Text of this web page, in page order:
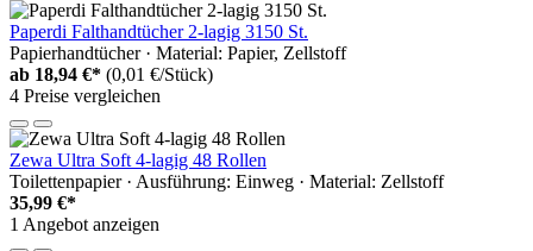
Paperdi Falthandtücher 2-lagig 3150 St.
Papierhandtücher · Material: Papier, Zellstoff
ab 18,94 €* (0,01 €/Stück)
4 Preise vergleichen
Zewa Ultra Soft 4-lagig 48 Rollen
Toilettenpapier · Ausführung: Einweg · Material: Zellstoff
35,99 €*
1 Angebot anzeigen